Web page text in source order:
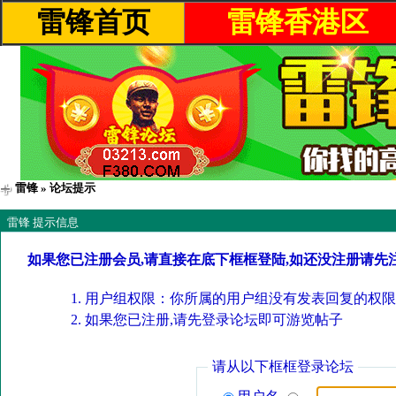
雷锋首页 雷锋香港区
雷锋 » 论坛提示
雷锋 提示信息
如果您已注册会员,请直接在底下框框登陆,如还没注册请先
用户组权限：你所属的用户组没有发表回复的权
如果您已注册,请先登录论坛即可游览帖子
请从以下框框登录论坛